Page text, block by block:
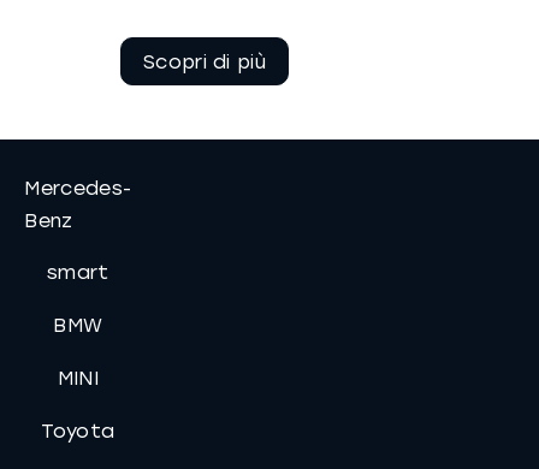
leggere
Mercedes-
Benz
smart
BMW
MINI
Toyota